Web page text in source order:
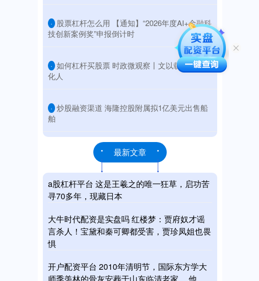
· ​股票杠杆怎么用 【通知】“2026年度AI+金融科
技创新案例奖”申报倒计时
· ​如何杠杆买股票 时政微观察丨文以载道 以文
化人
· ​炒股融资渠道 海隆控股附属拟1亿美元出售船
舶
最新文章
a股杠杆平台 这是王羲之的唯一狂草，启功苦
寻70多年，现藏日本
大牛时代配资是实盘吗 红楼梦：贾府奴才谣
言杀人！宝黛和秦可卿都受害，贾珍凤姐也畏
惧
开户配资平台 2010年清明节，国际东方学大
师季羡林的骨灰安葬于山东临清老家。 他